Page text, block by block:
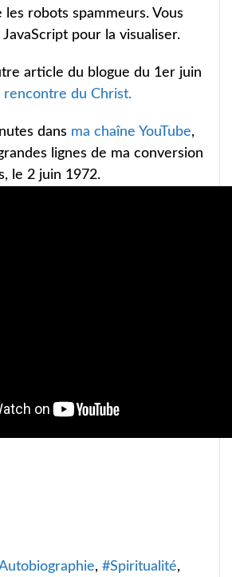
robots spammeurs. Vous
pour la visualiser.
article du blogue du 1er juin
rencontre du Christ.
dans ma chaîne YouTube,
lignes de ma conversion
le 2 juin 1972.
Spiritualité